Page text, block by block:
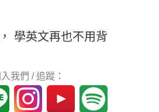
學英文再也不用背
我們 / 追蹤：